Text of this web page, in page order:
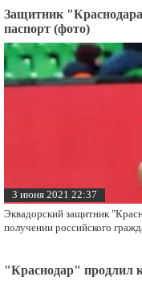
Защитник
паспорт (фото)
3 июня 2021 22:37
Эквадорский защитник
получении российского
"Краснодар" продлил